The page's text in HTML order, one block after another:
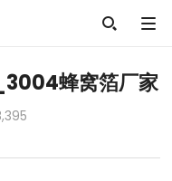

蜂窝箔厂家